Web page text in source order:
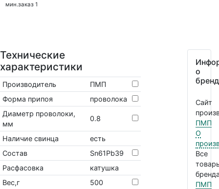
мин.заказ 1
Технические
характеристики
Производитель
ПМП
Форма припоя
проволока
Диаметр проволоки,
мм
0.8
Наличие свинца
есть
Состав
Sn61Pb39
Расфасовка
катушка
Вес,г
500
о
Сайт
ПМП
О
Все
ПМП